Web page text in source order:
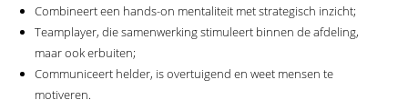
Combineert een hands-on mentaliteit met strategisch inzicht;
Teamplayer, die samenwerking stimuleert binnen de afdeling,
maar ook erbuiten;
Communiceert helder, is overtuigend en weet mensen te
motiveren.